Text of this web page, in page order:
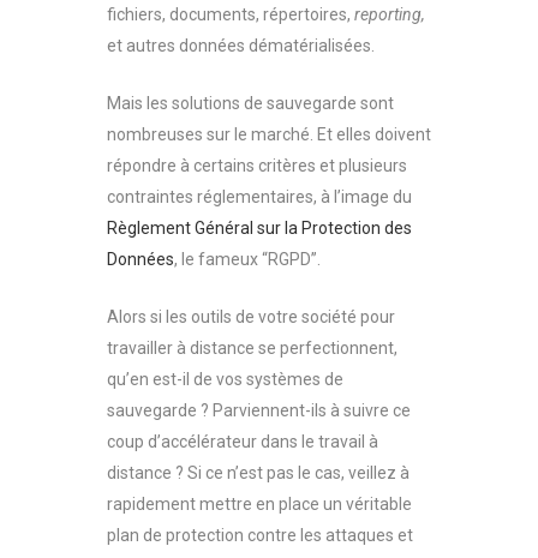
fichiers, documents, répertoires, reporting,
et autres données dématérialisées.
Mais les solutions de sauvegarde sont
nombreuses sur le marché. Et elles doivent
répondre à certains critères et plusieurs
contraintes réglementaires, à l’image du
Règlement Général sur la Protection des
Données, le fameux “RGPD”.
Alors si les outils de votre société pour
travailler à distance se perfectionnent,
qu’en est-il de vos systèmes de
sauvegarde ? Parviennent-ils à suivre ce
coup d’accélérateur dans le travail à
distance ? Si ce n’est pas le cas, veillez à
rapidement mettre en place un véritable
plan de protection contre les attaques et